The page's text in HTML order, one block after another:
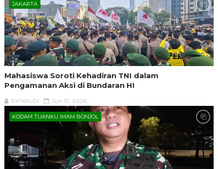
JAKARTA
Mahasiswa Soroti Kehadiran TNI dalam
Pengamanan Aksi di Bundaran HI
RIFNALDI Jun 13, 2026
KODAM TUANKU IMAM BONJOL